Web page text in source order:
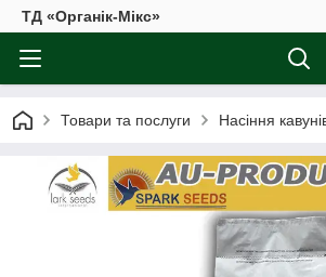
ТД «Органік-Мікс»
Товари та послуги Насіння